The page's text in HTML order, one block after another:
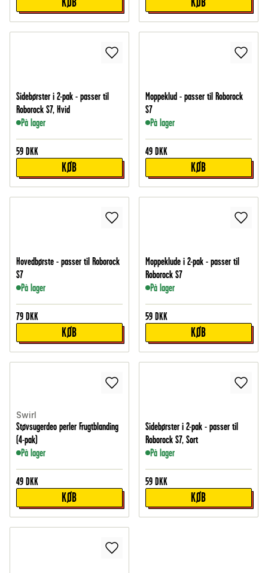
Sidebørster i 2-pak - passer til
Roborock S7, Hvid
På lager
59 DKK
KØB
Moppeklud - passer til Roborock
S7
På lager
49 DKK
KØB
Hovedbørste - passer til Roborock
S7
På lager
79 DKK
KØB
Moppeklude i 2-pak - passer til
Roborock S7
På lager
59 DKK
KØB
Swirl
Støvsugerdeo perler Frugtblanding
(4-pak)
På lager
49 DKK
KØB
Sidebørster i 2-pak - passer til
Roborock S7, Sort
På lager
59 DKK
KØB